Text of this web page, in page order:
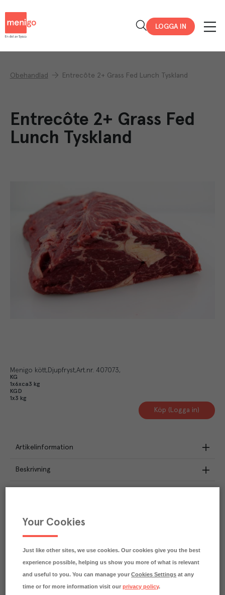
LOGGA IN
Obehandlad Entrecôte 2+ Grass Fed Lunch Tyskland
Entrecôte 2+ Grass Fed
Lunch Tyskland
Menigo kött Djupfryst Art.nr. 407073
KG
1x6xca3 kg
KGD
1x3 kg
Köp (Logga in)
Artikelinformation
Beskrivning
Klimatavtryck
Varje kilo av varan påverkar klimatet motsvarande
utsläppen av 98.9 kg koldioxid.
Your Cookies
Just like other sites, we use cookies. Our cookies give you the best
experience possible, helping us show you more of what is relevant
and useful to you. You can manage yourCookies Settings at any
time or for more information visit ourprivacy policy.